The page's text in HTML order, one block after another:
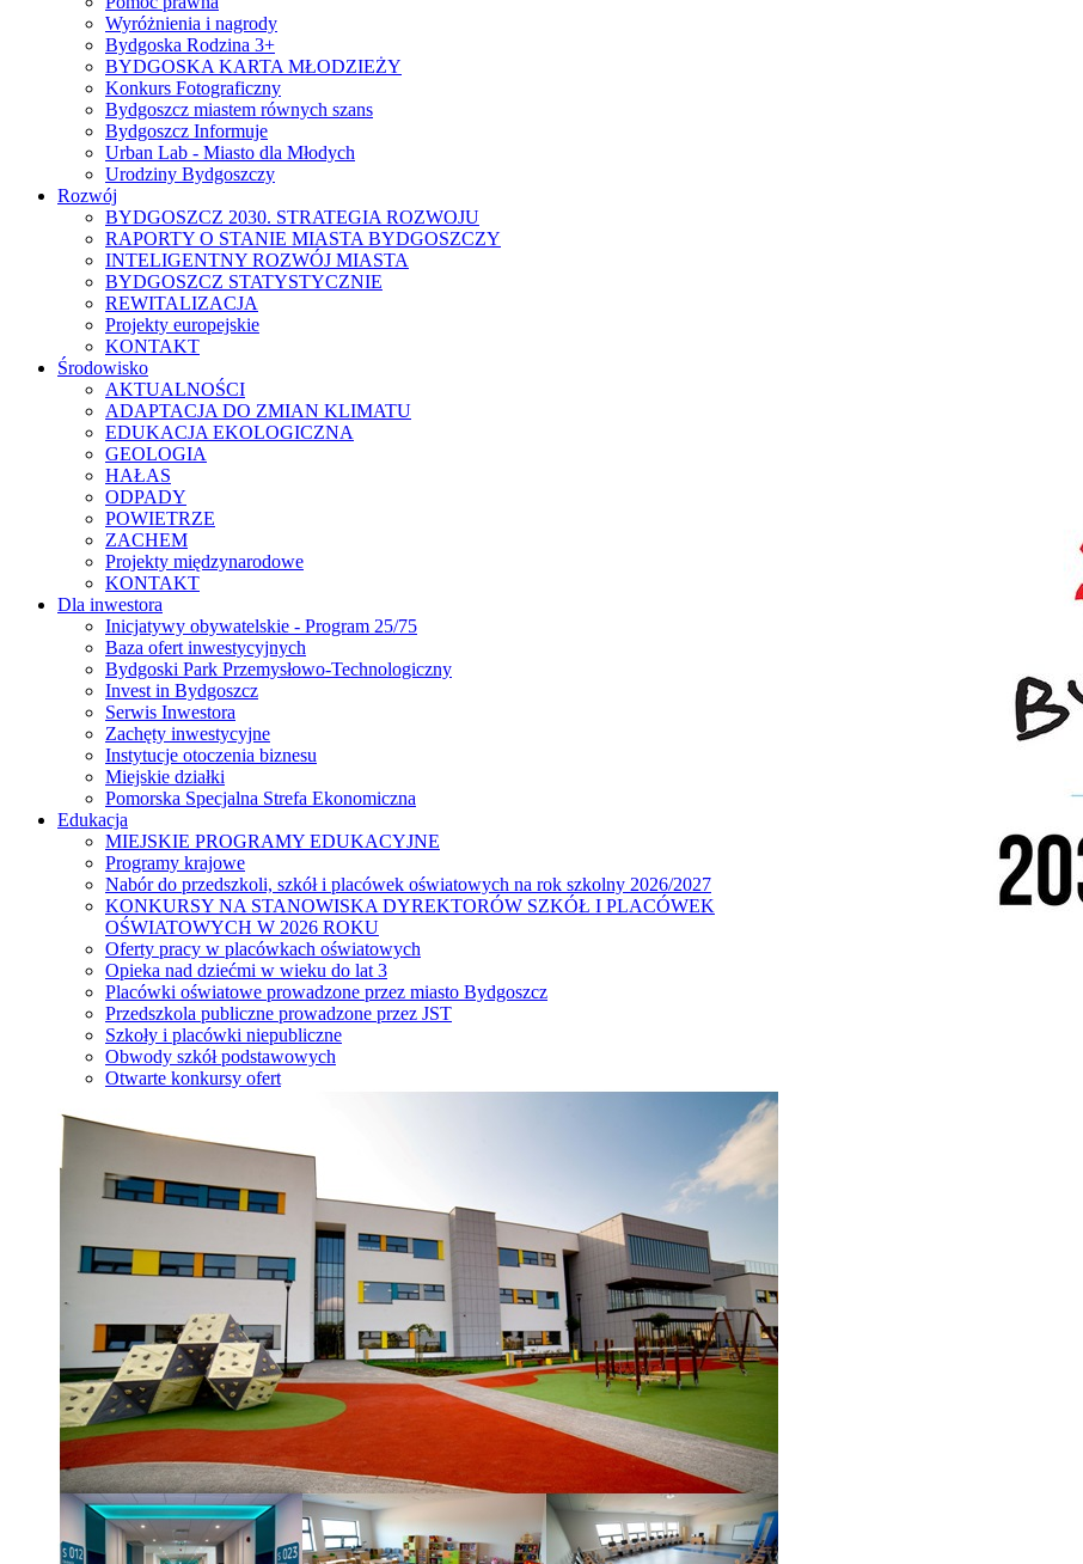
Wyróżnienia i nagrody
Bydgoska Rodzina 3+
BYDGOSKA KARTA MŁODZIEŻY
Konkurs Fotograficzny
Bydgoszcz miastem równych szans
Bydgoszcz Informuje
Urban Lab - Miasto dla Młodych
Urodziny Bydgoszczy
Rozwój
BYDGOSZCZ 2030. STRATEGIA ROZWOJU
RAPORTY O STANIE MIASTA BYDGOSZCZY
INTELIGENTNY ROZWÓJ MIASTA
BYDGOSZCZ STATYSTYCZNIE
REWITALIZACJA
Projekty europejskie
KONTAKT
Środowisko
AKTUALNOŚCI
ADAPTACJA DO ZMIAN KLIMATU
EDUKACJA EKOLOGICZNA
GEOLOGIA
HAŁAS
ODPADY
POWIETRZE
ZACHEM
Projekty międzynarodowe
KONTAKT
Dla inwestora
Inicjatywy obywatelskie - Program 25/75
Baza ofert inwestycyjnych
Bydgoski Park Przemysłowo-Technologiczny
Invest in Bydgoszcz
Serwis Inwestora
Zachęty inwestycyjne
Instytucje otoczenia biznesu
Miejskie działki
Pomorska Specjalna Strefa Ekonomiczna
Edukacja
MIEJSKIE PROGRAMY EDUKACYJNE
Programy krajowe
Nabór do przedszkoli, szkół i placówek oświatowych na rok szkolny 2026/2027
KONKURSY NA STANOWISKA DYREKTORÓW SZKÓŁ I PLACÓWEK
OŚWIATOWYCH W 2026 ROKU
Oferty pracy w placówkach oświatowych
Opieka nad dziećmi w wieku do lat 3
Placówki oświatowe prowadzone przez miasto Bydgoszcz
Przedszkola publiczne prowadzone przez JST
Szkoły i placówki niepubliczne
Obwody szkół podstawowych
Otwarte konkursy ofert